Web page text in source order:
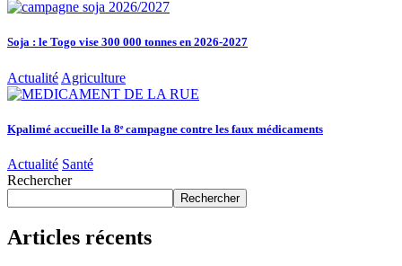
Soja : le Togo vise 300 000 tonnes en 2026-2027
Actualité Agriculture
Kpalimé accueille la 8ᵉ campagne contre les faux médicaments
Actualité Santé
Rechercher
Rechercher
Articles récents